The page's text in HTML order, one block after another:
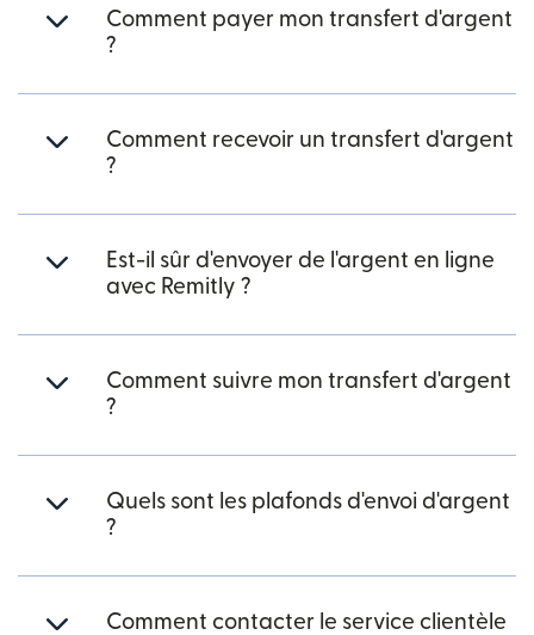
Comment payer mon transfert d'argent
?
Comment recevoir un transfert d'argent
?
Est-il sûr d'envoyer de l'argent en ligne
avec Remitly ?
Comment suivre mon transfert d'argent
?
Quels sont les plafonds d'envoi d'argent
?
Comment contacter le service clientèle